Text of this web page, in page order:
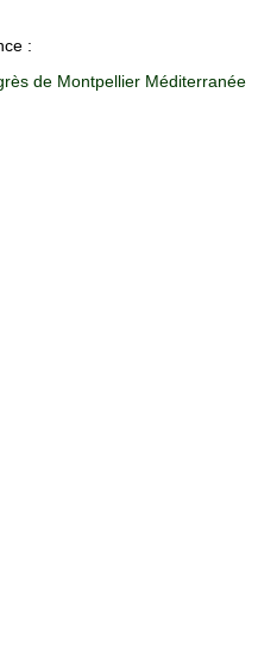
:
de Montpellier Méditerranée